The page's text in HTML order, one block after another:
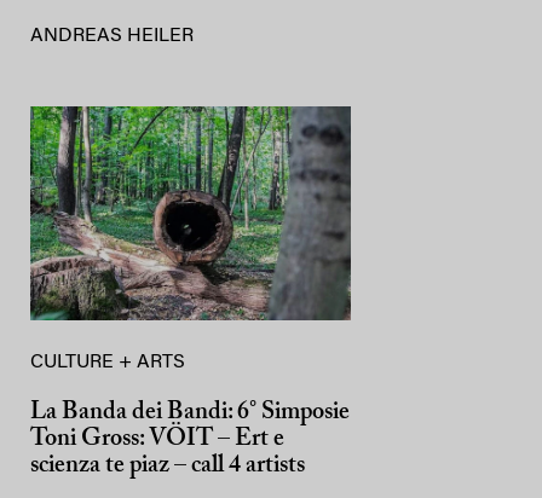
ANDREAS HEILER
CULTURE + ARTS
La Banda dei Bandi: 6° Simposie
Toni Gross: VÖIT – Ert e
scienza te piaz – call 4 artists